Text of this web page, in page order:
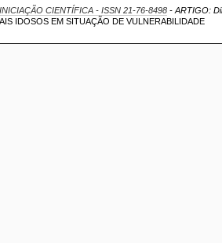
CIENTÍFICA - ISSN 21-76-8498 - ARTIGO:
IDOSOS EM SITUAÇÃO DE VULNERABILIDADE